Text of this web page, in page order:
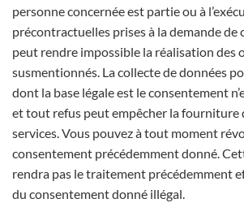
personne concernée est partie ou à
précontractuelles prises à la demande de
peut rendre impossible la réalisation des
susmentionnés. La collecte de données
dont la base légale est le consentement
et tout refus peut empêcher la fourniture
services. Vous pouvez à tout moment
consentement précédemment donné.
rendra pas le traitement précédemment
du consentement donné illégal.